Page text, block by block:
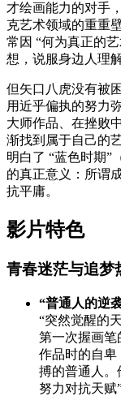
才绘画能力的对手
克艺术领域的重重
常因 “何为真正的
想，说服身边人理
但矢口八虎没有被
用近乎偏执的努力
大师作品、在挫败
渐找到属于自己的
明白了 “蓝色时期”
的真正意义：所谓
抗平庸。
影片特色
青春迷茫与追梦
“普通人的逆
“突然觉醒的
第一次握画笔
作品时的自卑
搏的普通人。
努力对抗天赋